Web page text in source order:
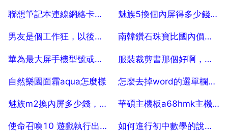
2025-07-29 2025-07-29
聯想筆記本連線網絡卡，求教
2025-07-29
魅族5換個內屏得多少錢，需要多久
2025-07-29
男友是個工作狂，以後如果嫁給他會幸福嗎？
2025-07-29
南韓鑽石珠寶比國內價格要便宜嗎
2025-07-29
華為最大屏手機型號或者名稱
2025-07-29
服裝裁剪書那個好啊，有沒有裁剪類的好書籍
2025-07-29
自然樂園面霜aqua怎麼樣
2025-07-29
怎麼去掉word的選單欄工具欄功能區ribbon
2025-07-29
魅族m2換內屏多少錢，魅族mx2螢幕碎了換個螢幕多少錢
2025-07-29
華碩主機板a68hmk主機板配i3處理器玩遊戲
2025-07-29
使命召喚10 遊戲執行出錯問題 如何進行初中數學的說題教學